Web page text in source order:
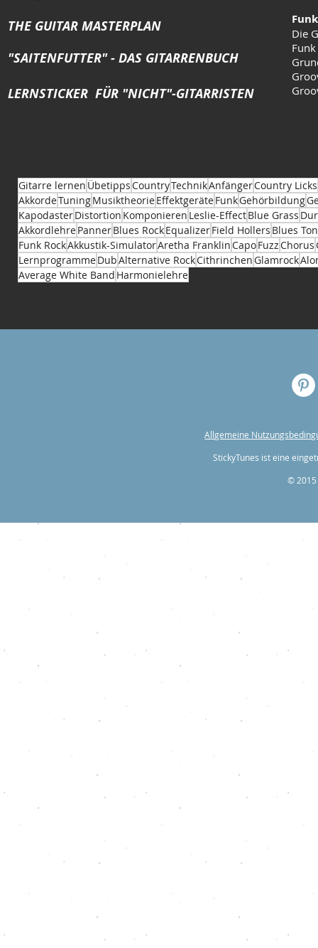
THE GUITAR MASTERPLAN
"SAITENFUTTER" - DAS GITARRENBUCH
LERNSTICKER FÜR "NICHT"-GITARRISTEN
Die
Gitarre lernen ÜbetippsCountryTechnikAnfängerCountry Licks
AkkordeTuningMusiktheorieEffektgeräteFunkGehörbildung
KapodasterDistortion Komponieren Leslie-EffectBlue Grass
AkkordlehrePannerBlues RockEqualizerField Hollers Blues
Funk RockAkkustik-SimulatorAretha FranklinCapoFuzzChorus
LernprogrammeDubAlternative RockCithrinchenGlamrock
Average White Band Harmonielehre
Allgemeine
StickyTunes ist eine
©